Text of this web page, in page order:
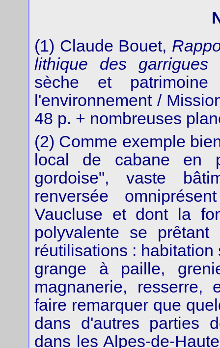
(1) Claude Bouet,
lithique des garrigues
sèche et
l'environnement /
48 p. + nombreuses
(2) Comme exemple
local de cabane en
gordoise", vaste
renversée
Vaucluse et dont la
polyvalente se
réutilisations :
grange à paille,
magnanerie, resserre,
faire remarquer que
dans d'autres parties
dans les Alpes-de-